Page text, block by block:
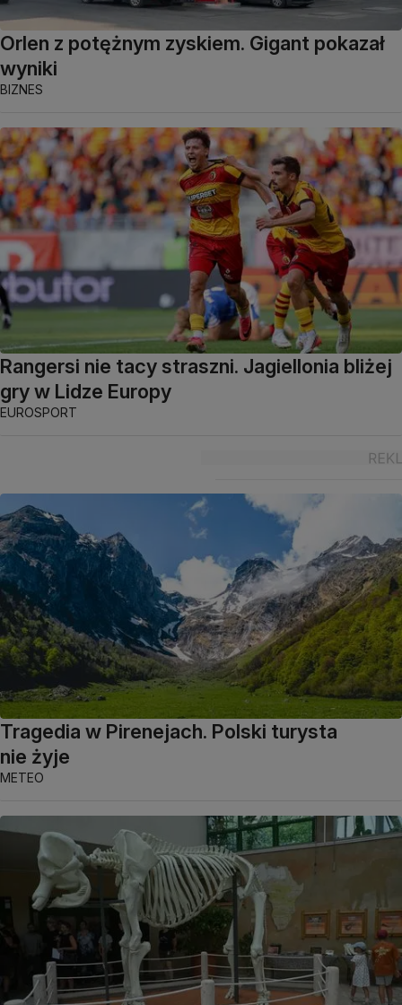
Orlen z potężnym zyskiem. Gigant pokazał
wyniki
BIZNES
Rangersi nie tacy straszni. Jagiellonia bliżej
gry w Lidze Europy
EUROSPORT
Tragedia w Pirenejach. Polski turysta
nie żyje
METEO